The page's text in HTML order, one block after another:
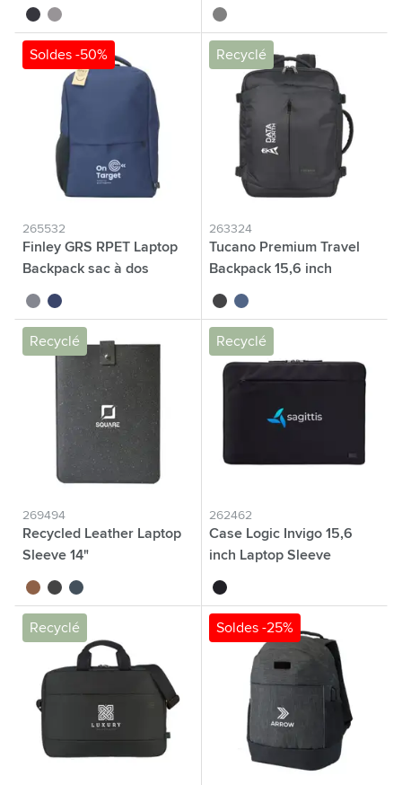
noir gris gris
Soldes -50%
265532
Finley GRS RPET Laptop
Backpack sac à dos
gris bleu
Recyclé
263324
Tucano Premium Travel
Backpack 15,6 inch
noir bleu foncé
Recyclé
269494
Recycled Leather Laptop
Sleeve 14"
brun noir bleu foncé
Recyclé
262462
Case Logic Invigo 15,6
inch Laptop Sleeve
noir
Recyclé Soldes -25%